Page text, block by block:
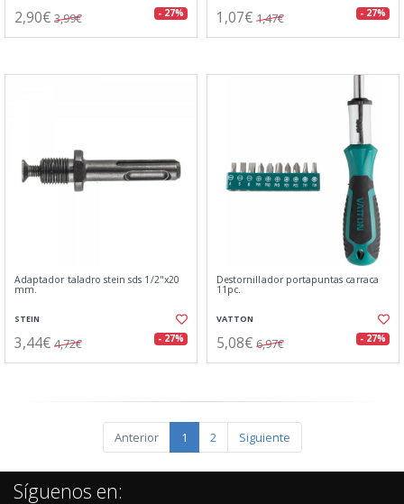
2,90€ 3,99€ - 27% 1,07€ 1,47€ - 27%
Adaptador taladro stein sds 1/2"x20
mm.
STEIN
3,44€ 4,72€ - 27%
Destornillador portapuntas carraca
11pc.
VATTON
5,08€ 6,97€ - 27%
Anterior 1 2 Siguiente
Síguenos en: